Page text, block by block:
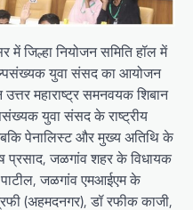
में जिल्हा नियोजन समिति हॉल में
युवा संसद का आयोजन
महाराष्ट्र समनवयक शिबान
युवा संसद के राष्ट्रीय
पेनालिस्ट और मुख्य अतिथि के
प्रसाद, जळगांव शहर के विधायक
पाटील, जळगांव एमआईएम के
(अहमदनगर), डॉ रफीक काजी,